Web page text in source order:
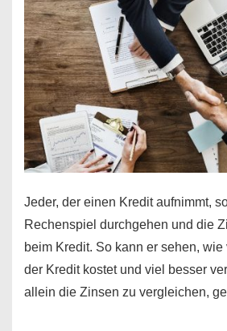
möglich!
Jeder, der einen Kredit aufnimmt,
Rechenspiel durchgehen und die
beim Kredit. So kann er sehen,
der Kredit kostet und viel besser
allein die Zinsen zu vergleichen,